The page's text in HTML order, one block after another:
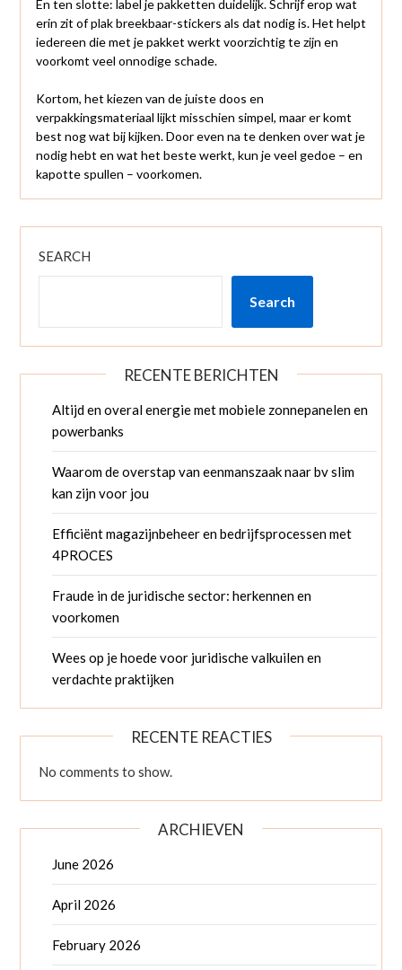
En ten slotte: label je pakketten duidelijk. Schrijf erop wat
erin zit of plak breekbaar-stickers als dat nodig is. Het helpt
iedereen die met je pakket werkt voorzichtig te zijn en
voorkomt veel onnodige schade.
Kortom, het kiezen van de juiste doos en
verpakkingsmateriaal lijkt misschien simpel, maar er komt
best nog wat bij kijken. Door even na te denken over wat je
nodig hebt en wat het beste werkt, kun je veel gedoe – en
kapotte spullen – voorkomen.
SEARCH
Search
RECENTE BERICHTEN
Altijd en overal energie met mobiele zonnepanelen en
powerbanks
Waarom de overstap van eenmanszaak naar bv slim
kan zijn voor jou
Efficiënt magazijnbeheer en bedrijfsprocessen met
4PROCES
Fraude in de juridische sector: herkennen en
voorkomen
Wees op je hoede voor juridische valkuilen en
verdachte praktijken
RECENTE REACTIES
No comments to show.
ARCHIEVEN
June 2026
April 2026
February 2026